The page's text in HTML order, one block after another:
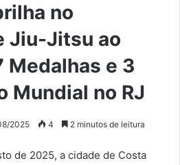
no
Jiu-Jitsu ao
Medalhas e 3
Mundial no RJ
2025 4 2 minutos de leitura
de 2025, a cidade de Costa